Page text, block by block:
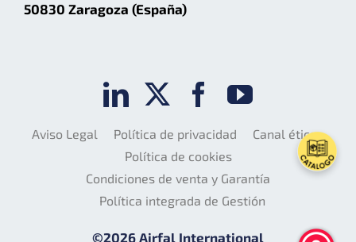
50830 Zaragoza (España)
Aviso Legal Política de privacidad
Canal ético
Política de cookies
Condiciones de venta y Garantía
Política integrada de Gestión
©2026 Airfal International